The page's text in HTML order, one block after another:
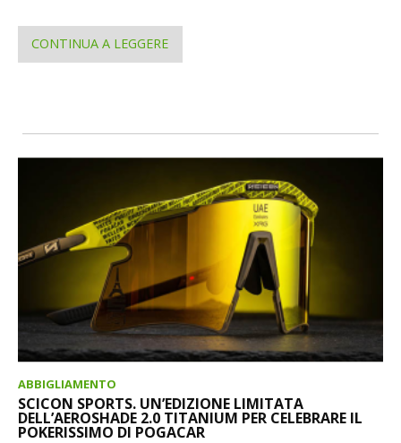
CONTINUA A LEGGERE
ABBIGLIAMENTO
SCICON SPORTS. UN’EDIZIONE LIMITATA
DELL’AEROSHADE 2.0 TITANIUM PER CELEBRARE IL
POKERISSIMO DI POGACAR